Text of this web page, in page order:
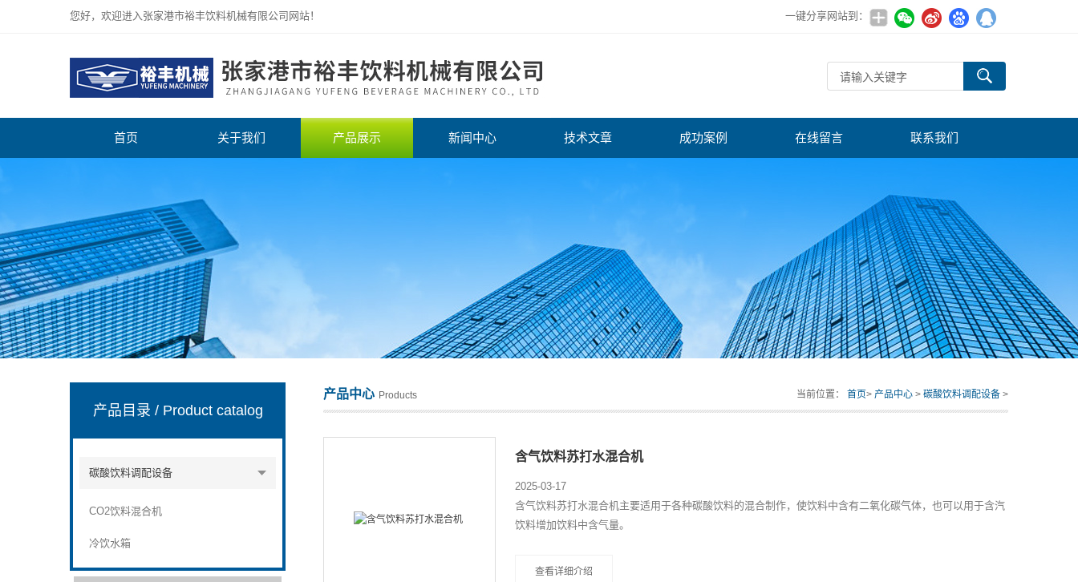
您好，欢迎进入张家港市裕丰饮料机械有限公司网站！ 一键分享网站到：
首页 关于我们 产品展示 新闻中心 技术文章 成功案例 在线留言 联系我们
产品目录 / Product catalog
碳酸饮料调配设备
CO2饮料混合机
冷饮水箱
产品中心 Products 当前位置： 首页> 产品中心 > 碳酸饮料调配设备 >
含气饮料苏打水混合机
2025-03-17
含气饮料苏打水混合机主要适用于各种碳酸饮料的混合制作，使饮料中含有二氧化碳气体，也可以用于含汽
饮料增加饮料中含气量。
查看详细介绍